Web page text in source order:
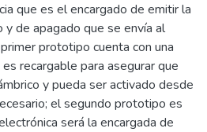
que es el encargado de emitir la
de apagado que se envía al
prototipo cuenta con una
recargable para asegurar que
y pueda ser activado desde
el segundo prototipo es
será la encargada de